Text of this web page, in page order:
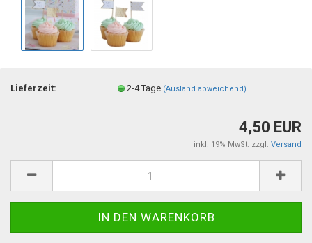
Lieferzeit: 2-4 Tage (Ausland abweichend)
4,50 EUR
inkl. 19% MwSt. zzgl. Versand